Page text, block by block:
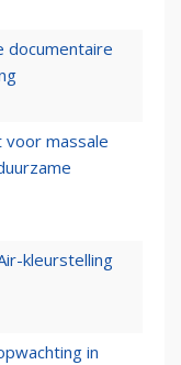
documentaire
massale
kleurstelling
in